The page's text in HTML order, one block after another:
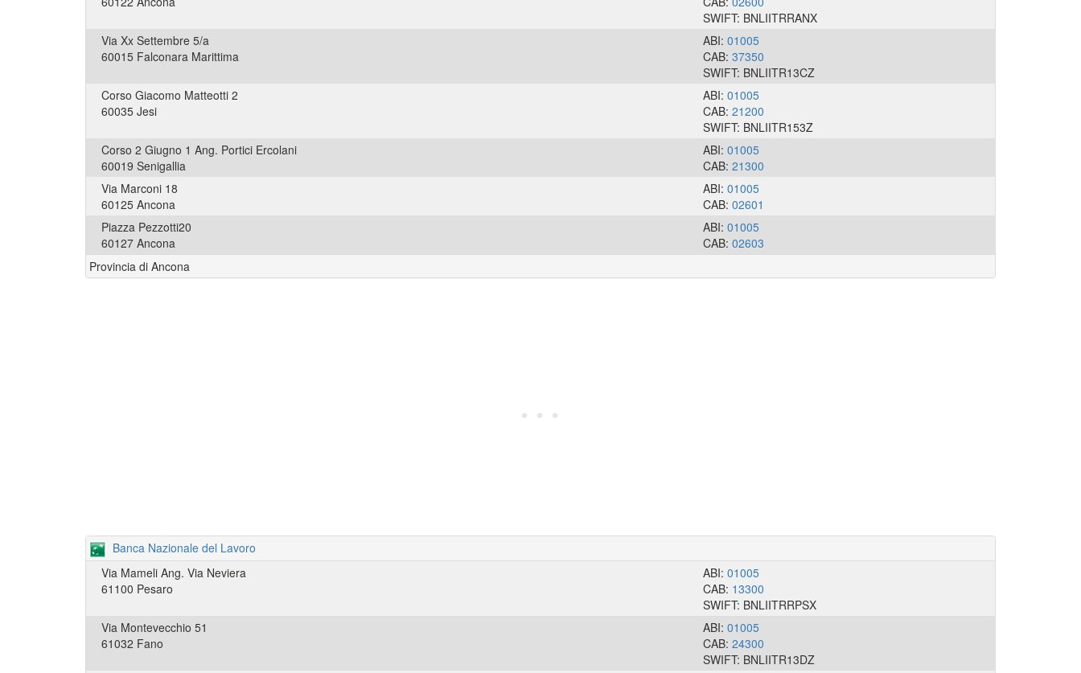
SWIFT: BNLIITRRANX
Via Xx Settembre 5/a
60015 Falconara Marittima
ABI: 01005
CAB: 37350
SWIFT: BNLIITR13CZ
Corso Giacomo Matteotti 2
60035 Jesi
ABI: 01005
CAB: 21200
SWIFT: BNLIITR153Z
Corso 2 Giugno 1 Ang. Portici Ercolani
60019 Senigallia
ABI: 01005
CAB: 21300
Via Marconi 18
60125 Ancona
ABI: 01005
CAB: 02601
Piazza Pezzotti20
60127 Ancona
ABI: 01005
CAB: 02603
Provincia di Ancona
Banca Nazionale del Lavoro
Via Mameli Ang. Via Neviera
61100 Pesaro
ABI: 01005
CAB: 13300
SWIFT: BNLIITRRPSX
Via Montevecchio 51
61032 Fano
ABI: 01005
CAB: 24300
SWIFT: BNLIITR13DZ